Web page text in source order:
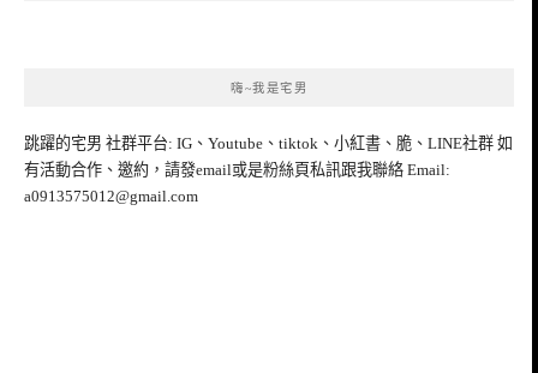
嗨~我是宅男
跳躍的宅男 社群平台: IG、Youtube、tiktok、小紅書、脆、LINE社群 如
有活動合作、邀約，請發email或是粉絲頁私訊跟我聯絡 Email:
a0913575012@gmail.com